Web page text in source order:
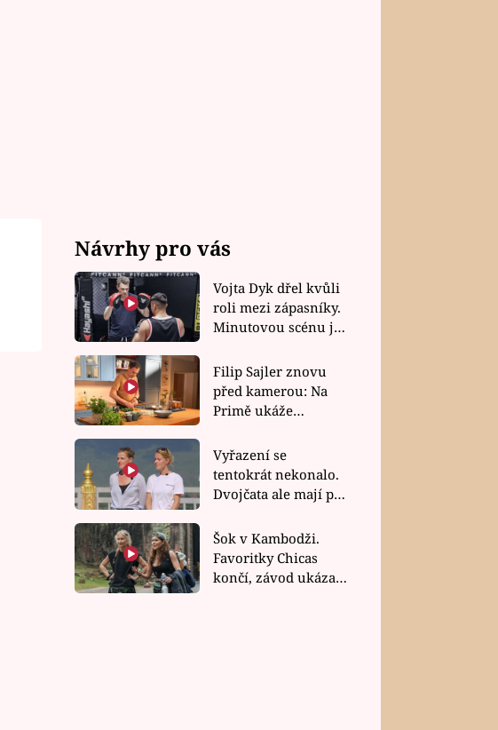
Návrhy pro vás
Vojta Dyk dřel kvůli
roli mezi zápasníky.
Minutovou scénu jel
Filip Sajler znovu
před kamerou: Na
Primě ukáže
rychlé recepty
Vyřazení se
tentokrát nekonalo.
Dvojčata ale mají po
závodu nůž na krku
Šok v Kambodži.
Favoritky Chicas
končí, závod ukázal